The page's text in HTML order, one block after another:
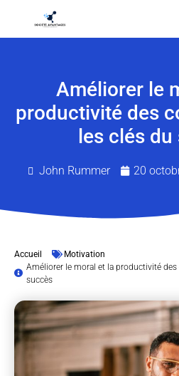
Améliorer le
productivité des
les clés du
John Rummer 20
Accueil
Motivation
Améliorer le moral et la productivité
succès